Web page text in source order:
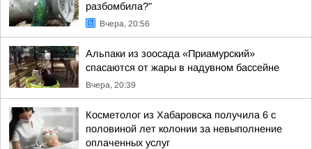
разбомбила?"
Вчера, 20:56
Альпаки из зоосада «Приамурский»
спасаются от жары в надувном бассейне
Вчера, 20:39
Косметолог из Хабаровска получила 6 с
половиной лет колонии за невыполнение
оплаченных услуг